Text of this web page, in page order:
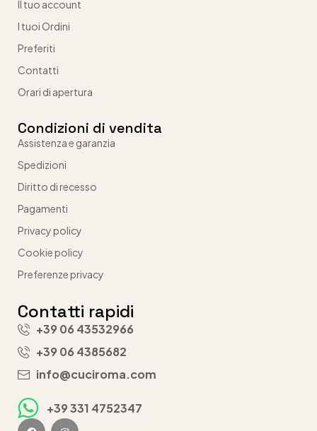
Il tuo account
I tuoi Ordini
Preferiti
Contatti
Orari di apertura
Condizioni di vendita
Assistenza e garanzia
Spedizioni
Diritto di recesso
Pagamenti
Privacy policy
Cookie policy
Preferenze privacy
Contatti rapidi
+39 06 43532966
+39 06 4385682
info@cuciroma.com
+39 331 4752347